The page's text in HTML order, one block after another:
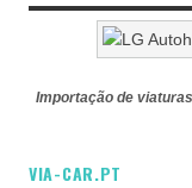
Importação de
VIA-CAR.PT